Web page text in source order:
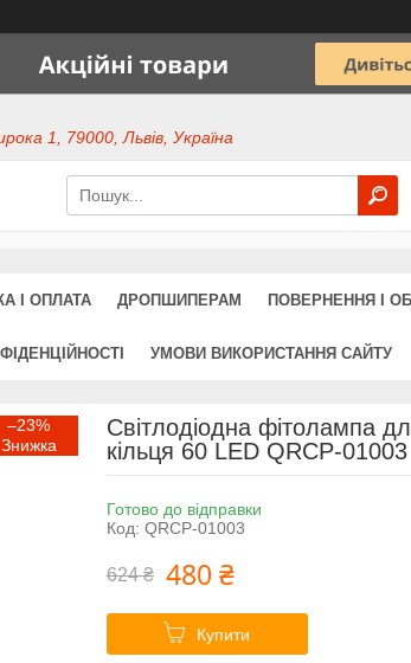
1, 79000, Львів, Україна
І ОПЛАТА ДРОПШИПЕРАМ ПОВЕРНЕННЯ І
УМОВИ ВИКОРИСТАННЯ САЙТУ
–23%
Світлодіодна фітолампа
кільця 60 LED QRCP-01003
Готово до відправки
Код: QRCP-01003
624 ₴ 480 ₴
Купити